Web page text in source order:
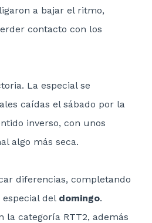
a bajar el ritmo,
contacto con los
La especial se
caídas el sábado por la
inverso, con unos
algo más seca.
diferencias, completando
especial del domingo.
la categoría RTT2, además